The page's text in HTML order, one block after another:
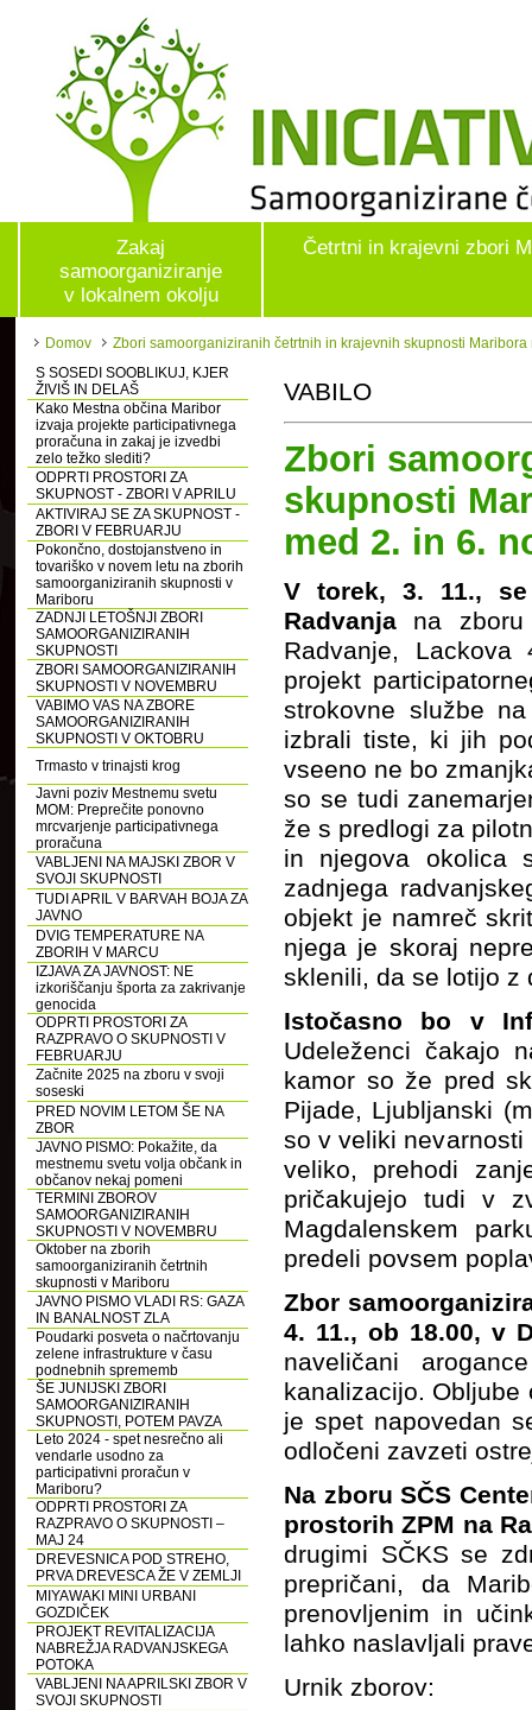
Zakaj
samoorganiziranje
v lokalnem okolju
Četrtni in krajevni zbori
Domov
Zbori samoorganiziranih četrtnih in krajevnih skupnosti
S SOSEDI SOOBLIKUJ, KJER
ŽIVIŠ IN DELAŠ
Kako Mestna občina Maribor
izvaja projekte participativnega
proračuna in zakaj je izvedbi
zelo težko slediti?
ODPRTI PROSTORI ZA
SKUPNOST - ZBORI V APRILU
AKTIVIRAJ SE ZA SKUPNOST -
ZBORI V FEBRUARJU
Pokončno, dostojanstveno in
tovariško v novem letu na zborih
samoorganiziranih skupnosti v
Mariboru
ZADNJI LETOŠNJI ZBORI
SAMOORGANIZIRANIH
SKUPNOSTI
ZBORI SAMOORGANIZIRANIH
SKUPNOSTI V NOVEMBRU
VABIMO VAS NA ZBORE
SAMOORGANIZIRANIH
SKUPNOSTI V OKTOBRU
Trmasto v trinajsti krog
Javni poziv Mestnemu svetu
MOM: Preprečite ponovno
mrcvarjenje participativnega
proračuna
VABLJENI NA MAJSKI ZBOR V
SVOJI SKUPNOSTI
TUDI APRIL V BARVAH BOJA ZA
JAVNO
DVIG TEMPERATURE NA
ZBORIH V MARCU
IZJAVA ZA JAVNOST: NE
izkoriščanju športa za zakrivanje
genocida
ODPRTI PROSTORI ZA
RAZPRAVO O SKUPNOSTI V
FEBRUARJU
Začnite 2025 na zboru v svoji
soseski
PRED NOVIM LETOM ŠE NA
ZBOR
JAVNO PISMO: Pokažite, da
mestnemu svetu volja občank in
občanov nekaj pomeni
TERMINI ZBOROV
SAMOORGANIZIRANIH
SKUPNOSTI V NOVEMBRU
Oktober na zborih
samoorganiziranih četrtnih
skupnosti v Mariboru
JAVNO PISMO VLADI RS: GAZA
IN BANALNOST ZLA
Poudarki posveta o načrtovanju
zelene infrastrukture v času
podnebnih sprememb
ŠE JUNIJSKI ZBORI
SAMOORGANIZIRANIH
SKUPNOSTI, POTEM PAVZA
Leto 2024 - spet nesrečno ali
vendarle usodno za
participativni proračun v
Mariboru?
ODPRTI PROSTORI ZA
RAZPRAVO O SKUPNOSTI –
MAJ 24
DREVESNICA POD STREHO,
PRVA DREVESCA ŽE V ZEMLJI
MIYAWAKI MINI URBANI
GOZDIČEK
PROJEKT REVITALIZACIJA
NABREŽJA RADVANJSKEGA
POTOKA
VABLJENI NA APRILSKI ZBOR V
SVOJI SKUPNOSTI
VABILO
Zbori
skupnosti
med 2. in 6.
V torek, 3. 11.,
Radvanja na zboru
Radvanje,
projekt
strokovne službe
izbrali tiste, ki jih
vseeno ne bo
so se tudi
že s predlogi za
in njegova okolica
zadnjega
objekt je namreč
njega je skoraj
sklenili, da se lotijo
Istočasno bo v
Udeleženci čakajo
kamor so že pred
Pijade, Ljubljanski
so v veliki
veliko, prehodi
pričakujejo tudi v
Magdalenskem
predeli povsem
Zbor
4. 11., ob 18.00, v
naveličani
kanalizacijo.
je spet napovedan
odločeni zavzeti
Na zboru SČS
prostorih ZPM na
drugimi SČKS se
prepričani, da
prenovljenim in
lahko naslavljali
Urnik zborov: